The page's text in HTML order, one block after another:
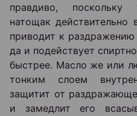
правдиво, поскольку
натощак
приводит к
да и подействует
быстрее. Масло же или
тонким слоем
защитит от
и замедлит его